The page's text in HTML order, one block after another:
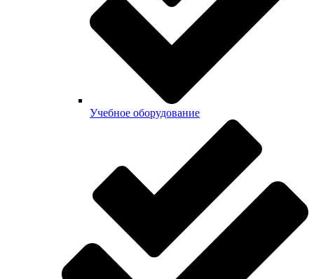
Учебное оборудование